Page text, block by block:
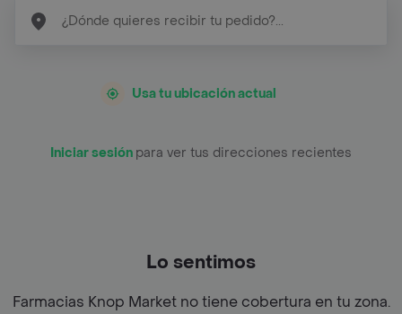
Usa tu ubicación actual
Iniciar sesión para ver tus direcciones recientes
Lo sentimos
Farmacias Knop Market no tiene cobertura en tu zona.